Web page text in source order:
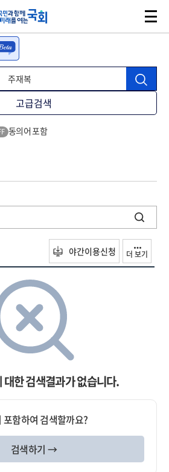
고급검색
동의어 포함
야간이용신청 더 보기
대한 검색결과가 없습니다.
함하여 검색할까요?
검색하기 →